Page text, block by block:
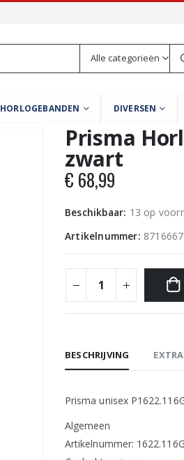
Alle categorieën
HORLOGEBANDEN DIVERSEN
Prisma
zwart
€ 68,99
Beschikbaar: 13 op
Artikelnummer:
BESCHRIJVING
Prisma unisex
Algemeen
Artikelnummer: 1622.116G